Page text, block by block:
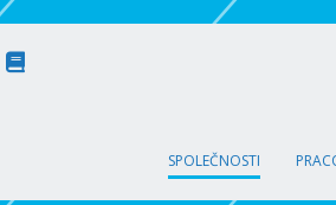
SPOLEČNOSTI